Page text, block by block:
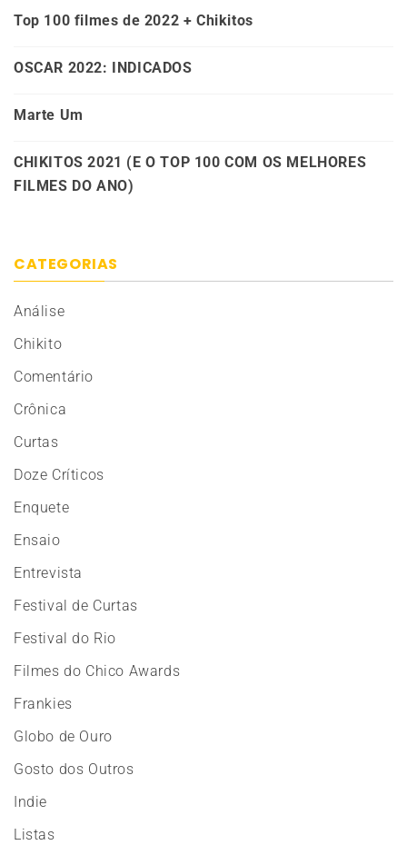
Top 100 filmes de 2022 + Chikitos
OSCAR 2022: INDICADOS
Marte Um
CHIKITOS 2021 (E O TOP 100 COM OS MELHORES
FILMES DO ANO)
CATEGORIAS
Análise
Chikito
Comentário
Crônica
Curtas
Doze Críticos
Enquete
Ensaio
Entrevista
Festival de Curtas
Festival do Rio
Filmes do Chico Awards
Frankies
Globo de Ouro
Gosto dos Outros
Indie
Listas